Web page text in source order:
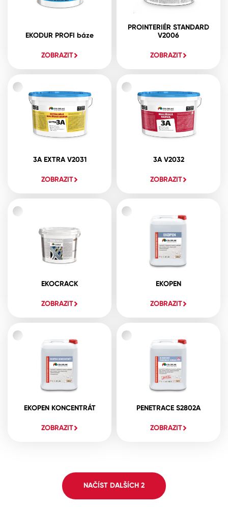
EKODUR PROFI báze
ZOBRAZIT
PROINTERIÉR STANDARD
V2006
ZOBRAZIT
3A EXTRA V2031
ZOBRAZIT
3A V2032
ZOBRAZIT
EKOCRACK
ZOBRAZIT
EKOPEN
ZOBRAZIT
EKOPEN KONCENTRÁT
ZOBRAZIT
PENETRACE S2802A
ZOBRAZIT
NAČÍST DALŠÍCH 2